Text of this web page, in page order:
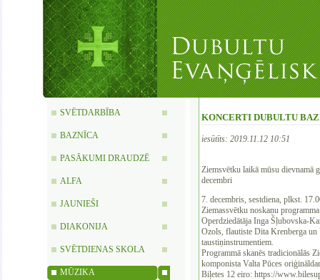
SVĒTDARBĪBA
BAZNĪCA
PASĀKUMI DRAUDZĒ
ALFA
JAUNIEŠI
DIAKONIJA
SVĒTDIENAS SKOLA
MŪZIKA
KONCERTI DUBULTU
iesūtīts: 2019.11.12 10:51
Ziemsvētku laikā mūsu dievnamā
decembri
7. decembris, sestdiena, plkst.
Ziemassvētku noskaņu
Operdziedātāja Inga Šļubovska-
Ozols, flautiste Dita Krenberga un
taustiņinstrumentiem.
Programmā skanēs tradicionālās
komponista Valta Pūces
Biļetes 12 eiro: https://